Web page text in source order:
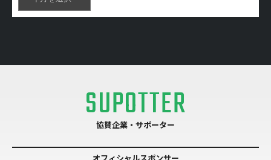
SUPOTTER
協賛企業・サポーター